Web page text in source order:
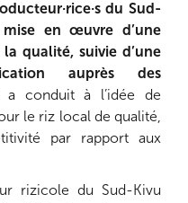
du Sud-
mise en œuvre d’une
qualité, suivie d’une
auprès des
a conduit à l’idée de
le riz local de qualité,
par rapport aux
rizicole du Sud-Kivu